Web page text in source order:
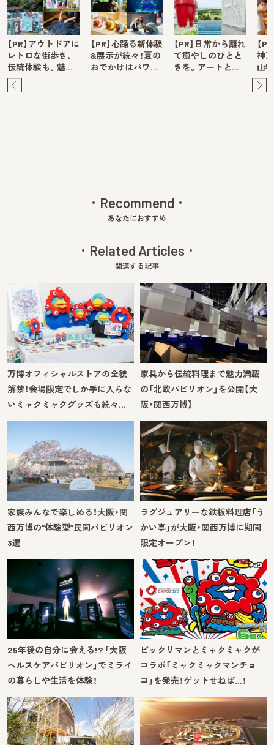
【PR】アウトドアに
レトロな街歩き、
伝統体験も。魅…
【PR】心踊る新体験
&展示が続々！夏の
おでかけはパワ…
【PR】日常から離れ
て癒やしのひとと
きを。アートと…
【
神
山
Recommend
あなたにおすすめ
Related Articles
関連する記事
万博オフィシャルストアの全貌
解禁！会場限定でしか手に入らな
いミャクミャクグッズも続々…
家具から伝統料理まで魅力満載
の「北欧パビリオン」を公開【大
阪・関西万博】
家族みんなで楽しめる！大阪・関
西万博の“体験型”民間パビリオン
3選
ラグジュアリーな鉄板料理店「う
かい亭」が大阪・関西万博に期間
限定オープン！
25年後の自分に会える!? 「大阪
ヘルスケアパビリオン」でミライ
の暮らしや生活を体験！
ビックリマンとミャクミャクが
コラボ「ミャクミャクマンチョ
コ」を発売！ゲットせねば…！